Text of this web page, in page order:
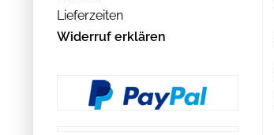
Lieferzeiten
Widerruf erklären